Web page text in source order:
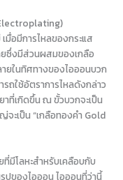
มื่อมีการไหลของกระแส
ยซึ่งมีส่วนผสมของเกลือ
ยในทิศทางของไอออนบวก
ถใช้อัตราการไหลดังกล่าว
ที่เกิดขึ้น ณ ขั้วบวกจะเป็น
จะเป็น “เกลือทองคำ Gold
ที่มีโลหะสำหรับเคลือบกับ
ปของไอออน ไอออนที่ว่านี้